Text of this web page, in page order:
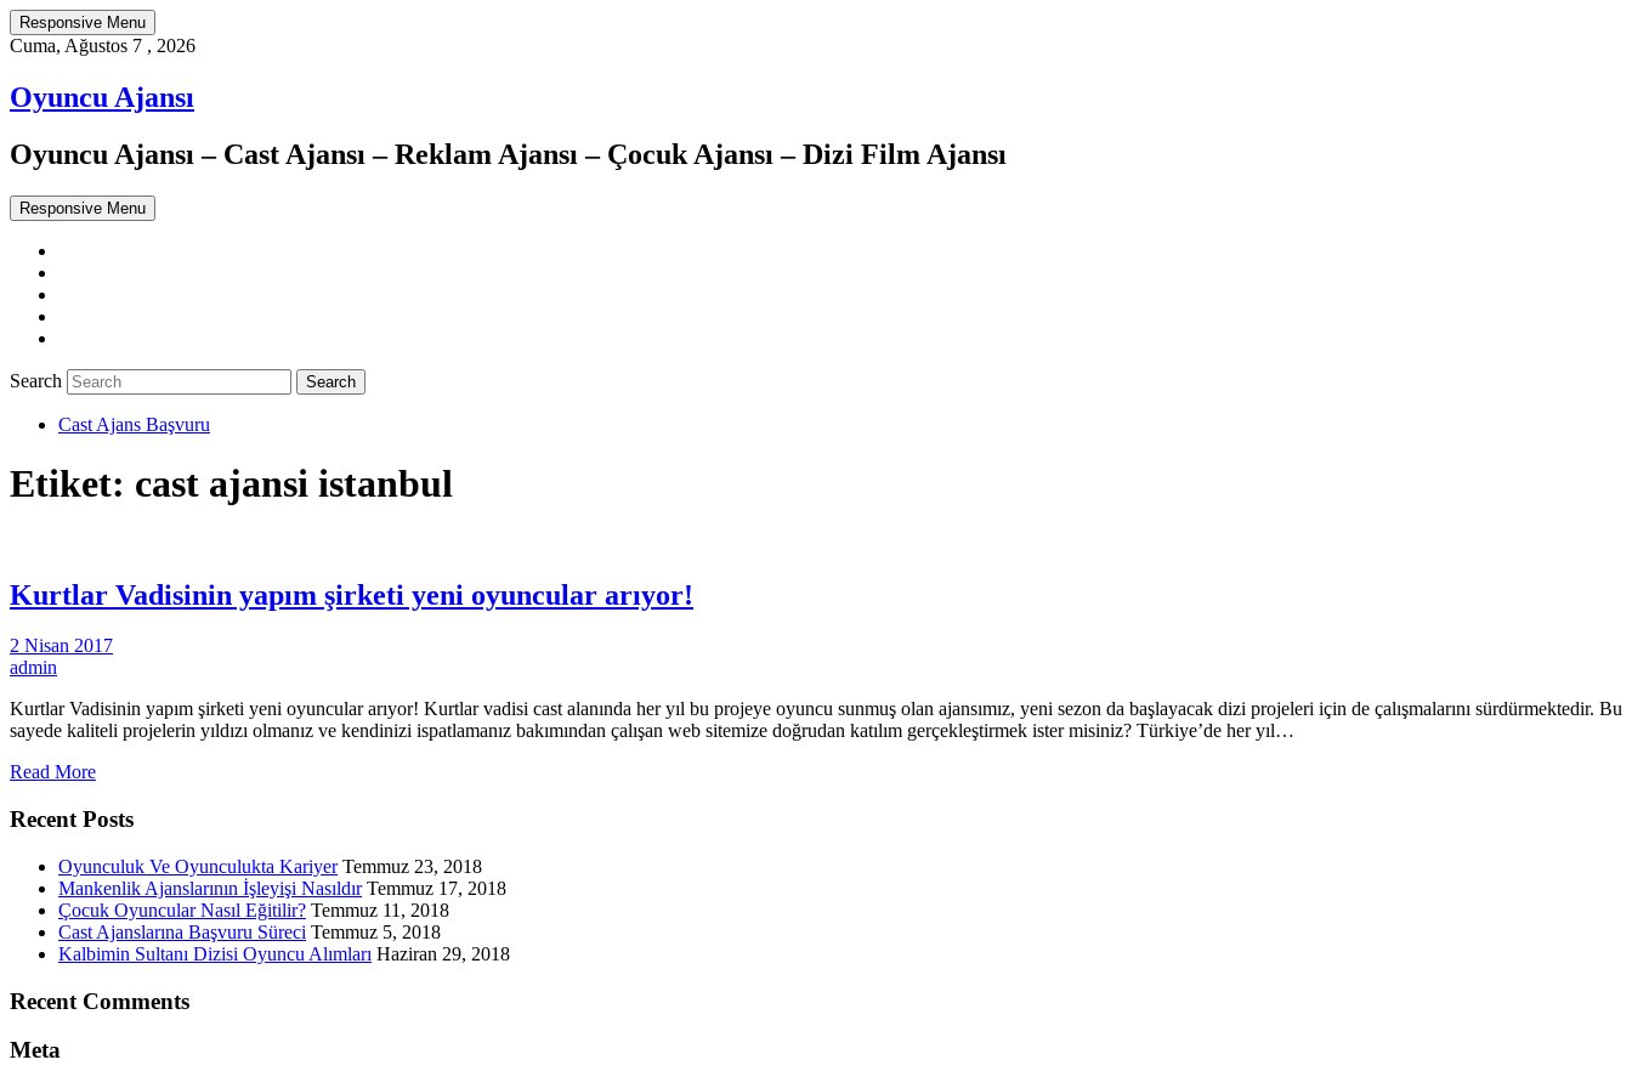
Responsive Menu
Cuma, Ağustos 7 , 2026
Oyuncu Ajansı
Oyuncu Ajansı – Cast Ajansı – Reklam Ajansı – Çocuk Ajansı – Dizi Film Ajansı
Responsive Menu
Search
Cast Ajans Başvuru
Etiket: cast ajansi istanbul
Kurtlar Vadisinin yapım şirketi yeni oyuncular arıyor!
2 Nisan 2017
admin
Kurtlar Vadisinin yapım şirketi yeni oyuncular arıyor! Kurtlar vadisi cast alanında her yıl bu projeye oyuncu sunmuş olan ajansımız, yeni sezon da başlayacak dizi projeleri için de çalışmalarını sürdürmektedir. Bu
sayede kaliteli projelerin yıldızı olmanız ve kendinizi ispatlamanız bakımından çalışan web sitemize doğrudan katılım gerçekleştirmek ister misiniz? Türkiye’de her yıl…
Read More
Recent Posts
Oyunculuk Ve Oyunculukta Kariyer Temmuz 23, 2018
Mankenlik Ajanslarının İşleyişi Nasıldır Temmuz 17, 2018
Çocuk Oyuncular Nasıl Eğitilir? Temmuz 11, 2018
Cast Ajanslarına Başvuru Süreci Temmuz 5, 2018
Kalbimin Sultanı Dizisi Oyuncu Alımları Haziran 29, 2018
Recent Comments
Meta